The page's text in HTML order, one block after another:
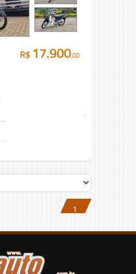
R$ 17.900,00
1